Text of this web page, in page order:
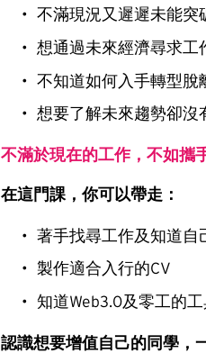
不滿現況又遲遲未能突
想通過未來經濟尋求工
不知道如何入手轉型脫
想要了解未來趨勢卻沒
不滿於現在的工作，不如攜
在這門課，你可以帶走：
著手找尋工作及知道自
製作適合入行的CV
知道Web3.0及零工的
認識想要增值自己的同學，